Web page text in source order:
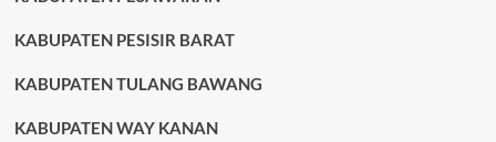
KABUPATEN PESISIR BARAT
KABUPATEN TULANG BAWANG
KABUPATEN WAY KANAN